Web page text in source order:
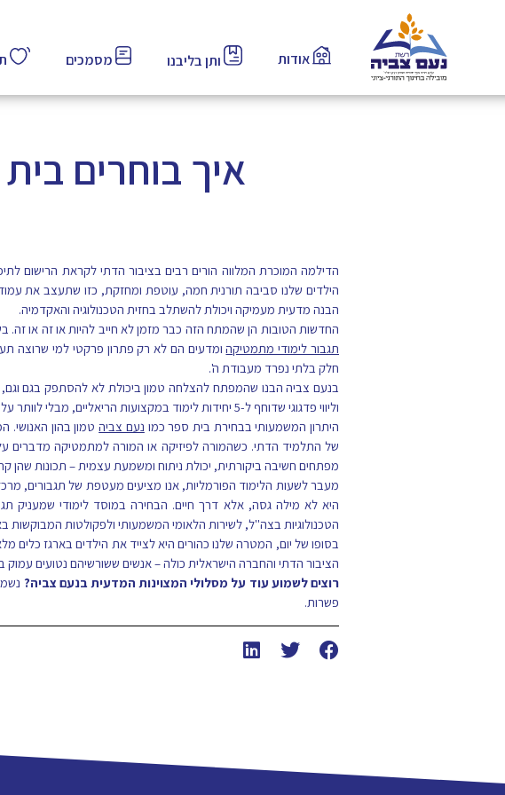
אודות ותן בליבנו מסמכים
איך בוחרים
הדילמה המוכרת המלווה הורים רבים בציבור הדתי לקראת הרישום
הילדים שלנו סביבה תורנית חמה, עוטפת ומחזקת, כזו שתעצב את
הבנה מדעית מעמיקה ויכולת להשתלב בחזית הטכנולוגיה והאקדמיה.
החדשות הטובות הן שהמתח הזה כבר מזמן לא חייב להיות או זה או זה.
תגבור לימודי מתמטיקהומדעים הם לא רק פתרון פרקטי למי שרוצה
חלק בלתי נפרד מעבודת ה'.
בנעם צביה הבנו שהמפתח להצלחה טמון ביכולת לא להסתפק בגם וגם,
וליווי פדגוגי שדוחף ל-5 יחידות לימוד במקצועות הריאליים, מבלי לוותר על דקה אחת של עומק רוחני או חינוך למידות.
היתרון המשמעותי בבחירת בית ספר כמו נעם צביהטמון בהון האנושי.
של התלמיד הדתי. כשהמורה לפיזיקה או המורה למתמטיקה מדברים
מפתחים חשיבה ביקורתית, יכולת ניתוח ומשמעת עצמית – תכונות שהן
מעבר לשעות הלימוד הפורמליות, אנו מציעים מעטפת של תגבורים,
היא לא מילה גסה, אלא דרך חיים. הבחירה במוסד לימודי שמעניק
הטכנולוגיות בצה"ל, לשירות הלאומי המשמעותי ולפקולטות המבוקשות
בסופו של יום, המטרה שלנו כהורים היא לצייד את הילדים בארגז כלים
הציבור הדתי והחברה הישראלית כולה – אנשים ששורשיהם נטועים עמוק
רוצים לשמוע עוד על מסלולי המצוינות המדעית בנעם צביה?
פשרות.